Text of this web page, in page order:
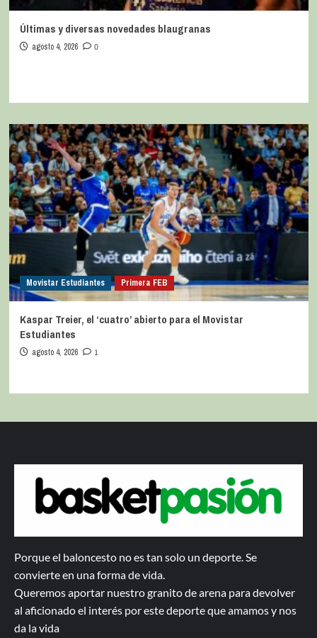
Últimas y diversas novedades blaugranas
agosto 4, 2026 0
Movistar Estudiantes Primera FEB
Kaspar Treier, el ‘cuatro’ abierto para el Movistar
Estudiantes
agosto 4, 2026 1
Porque el baloncesto no es tan solo un deporte. Se
convierte en una forma de vida.
Queremos aportar nuestro granito de arena para devolver
al aficionado el interés por este deporte que amamos y nos
da la vida